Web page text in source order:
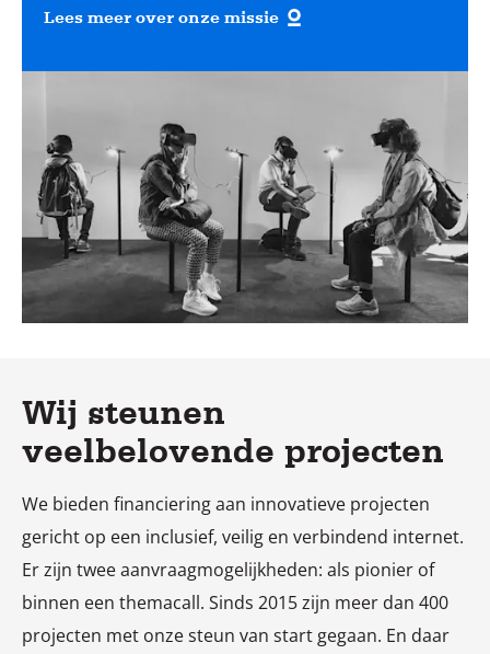
Lees meer over onze missie
Wij steunen
veelbelovende projecten
We bieden financiering aan innovatieve projecten
gericht op een inclusief, veilig en verbindend internet.
Er zijn twee aanvraagmogelijkheden: als pionier of
binnen een themacall. Sinds 2015 zijn meer dan 400
projecten met onze steun van start gegaan. En daar